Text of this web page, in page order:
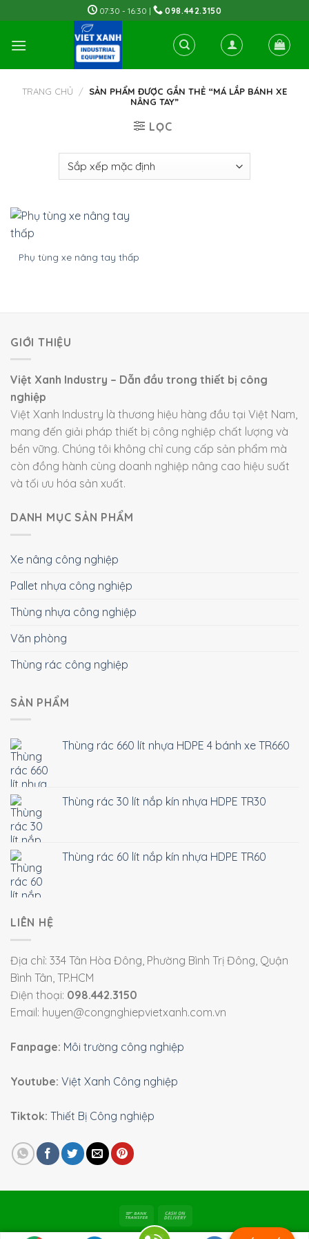
to
content
07:30 - 16:30 | 098.442.3150
TRANG CHỦ / SẢN PHẨM ĐƯỢC GẮN THẺ “MÁ LẮP BÁNH XE
NÂNG TAY”
LỌC
Phụ tùng xe nâng tay thấp
GIỚI THIỆU
Việt Xanh Industry – Dẫn đầu trong thiết bị công
nghiệp
Việt Xanh Industry là thương hiệu hàng đầu tại Việt Nam,
mang đến giải pháp thiết bị công nghiệp chất lượng và
bền vững. Chúng tôi không chỉ cung cấp sản phẩm mà
còn đồng hành cùng doanh nghiệp nâng cao hiệu suất
và tối ưu hóa sản xuất.
DANH MỤC SẢN PHẨM
Xe nâng công nghiệp
Pallet nhựa công nghiệp
Thùng nhựa công nghiệp
Văn phòng
Thùng rác công nghiệp
SẢN PHẨM
Thùng rác 660 lít nhựa HDPE 4 bánh xe TR660
Thùng rác 30 lít nắp kín nhựa HDPE TR30
Thùng rác 60 lít nắp kín nhựa HDPE TR60
LIÊN HỆ
Địa chỉ: 334 Tân Hòa Đông, Phường Bình Trị Đông, Quận
Bình Tân, TP.HCM
Điện thoại: 098.442.3150
Email: huyen@congnghiepvietxanh.com.vn
Fanpage: Môi trường công nghiệp
Youtube: Việt Xanh Công nghiệp
Tiktok: Thiết Bị Công nghiệp